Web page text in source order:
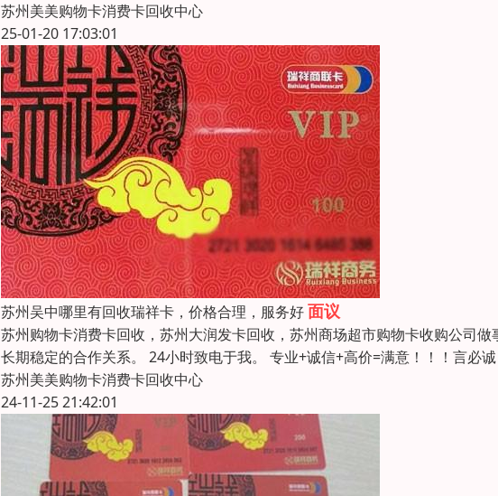
苏州美美购物卡消费卡回收中心
25-01-20 17:03:01
苏州吴中哪里有回收瑞祥卡，价格合理，服务好面议
苏州购物卡消费卡回收，苏州大润发卡回收，苏州商场超市购物卡收购公司
长期稳定的合作关系。 24小时致电于我。 专业+诚信+高价=满意！！！言必
苏州美美购物卡消费卡回收中心
24-11-25 21:42:01